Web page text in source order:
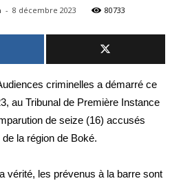
- 8 décembre 2023 80733
criminelles a démarré ce
au Tribunal de Première Instance
de seize (16) accusés
la région de Boké.
vérité, les prévenus à la barre sont